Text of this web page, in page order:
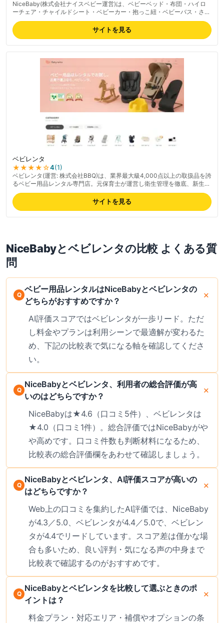
NiceBaby(株式会社ナイスベビー運営)は、ベビーベッド・布団・ハイロ
ーチェア・チャイルドシート・ベビーカー・抱っこ紐・ベビーバス・さく
乳器・お宮参り衣装まで幅広く扱うベビー用品レンタル。2週間から12ヶ
月以上まで柔軟にレンタル期間を選択可能で、6ヶ月以上の長期レンタル
で割引が適用される仕組み。専用配送便「ナイスベビー便」で配送・回収
を一括対応、里帰り出産や引越し等の一時的ニーズにも強い。最新の料金
は公式サイトでご確認ください。
サイトを見る
ベビレンタ
★★★★☆4(1)
ベビレンタ(運営: 株式会社BBQ)は、業界最大級4,000点以上の取扱品を誇
るベビー用品レンタル専門店。元保育士が運営し衛生管理を徹底、新生児
から利用可能。ベビーカー・ベビーベッド(電動)・ハイローチェア・ベビ
ースケール・チャイルドシート・抱っこ紐など、最新モデルや人気ブラン
ドを幅広く揃える。最短1ヶ月から、複数月レンタルで月額費用が割安に
なる仕組み。年齢別レンタルガイドが充実し、購入より経済的に新生児期
サイトを見る
NiceBabyとベビレンタの比較 よくある質
問
ベビー用品レンタルはNiceBabyとベビレンタの
どちらがおすすめですか？
AI評価スコアではベビレンタが一歩リード。ただ
し料金やプランは利用シーンで最適解が変わるた
め、下記の比較表で気になる軸を確認してくださ
い。
NiceBabyとベビレンタ、利用者の総合評価が高
いのはどちらですか？
NiceBabyは★4.6（口コミ5件）、ベビレンタは
★4.0（口コミ1件）。総合評価ではNiceBabyがや
や高めです。口コミ件数も判断材料になるため、
比較表の総合評価欄をあわせて確認しましょう。
NiceBabyとベビレンタ、AI評価スコアが高いの
はどちらですか？
Web上の口コミを集約したAI評価では、NiceBaby
が4.3／5.0、ベビレンタが4.4／5.0で、ベビレン
タが4.4でリードしています。スコア差は僅かな場
合も多いため、良い評判・気になる声の中身まで
比較表で確認するのがおすすめです。
NiceBabyとベビレンタを比較して選ぶときのポ
イントは？
料金プラン・対応エリア・補償やオプションの条